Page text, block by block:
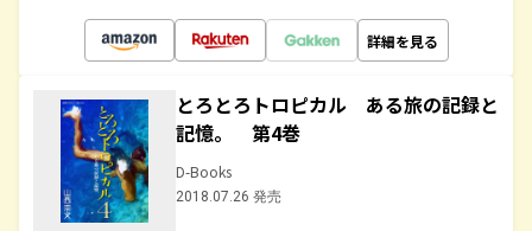
詳細を見る
とろとろトロピカル ある旅の記録と
記憶。 第4巻
D-Books
2018.07.26 発売